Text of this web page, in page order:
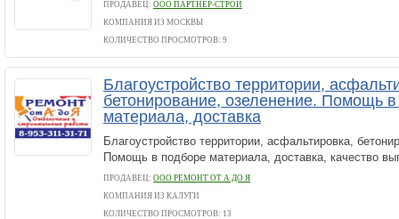
ПРОДАВЕЦ: ООО ПАРТНЕР-СТРОЙ
КОМПАНИЯ ИЗ МОСКВЫ
КОЛИЧЕСТВО ПРОСМОТРОВ: 9
Благоустройство территории,
бетонирование, озеленение. Помощь
материала, доставка
Благоустройство территории, асфальтировка,
Помощь в подборе материала, доставка, качество
ПРОДАВЕЦ: ООО РЕМОНТ ОТ А ДО Я
КОМПАНИЯ ИЗ КАЛУГИ
КОЛИЧЕСТВО ПРОСМОТРОВ: 13